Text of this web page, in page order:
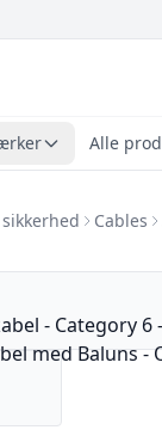
Alle
Cables